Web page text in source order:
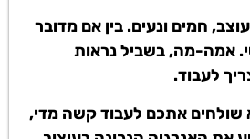
חמים ונעים. בין אם מדובר
אמה-מה, בשביל נראות
לעבוד.
אתכם לעבוד קשה מדי,